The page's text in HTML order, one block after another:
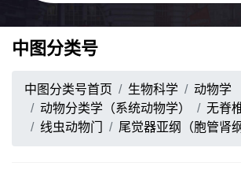
中图分类号
中图分类号首页 生物科学
动物学
动物分类学（系统动物学）
无脊
线虫动物门
尾觉器亚纲（胞管肾纲